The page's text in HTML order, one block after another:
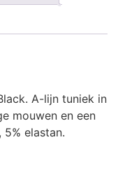
A-lijn tuniek in
mouwen en een
elastan.